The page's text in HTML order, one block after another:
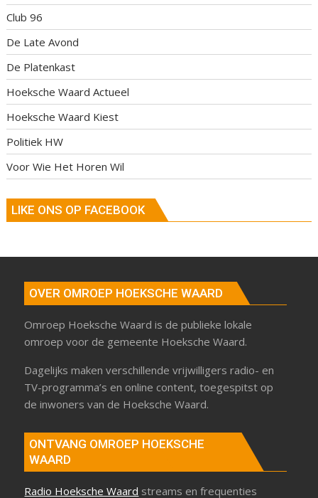
Club 96
De Late Avond
De Platenkast
Hoeksche Waard Actueel
Hoeksche Waard Kiest
Politiek HW
Voor Wie Het Horen Wil
LIKE ONS OP FACEBOOK
OVER OMROEP HOEKSCHE WAARD
Omroep Hoeksche Waard is de publieke lokale
omroep voor de gemeente Hoeksche Waard.
Dagelijks maken verschillende vrijwilligers radio- en
TV-programma’s en online content, toegespitst op
de inwoners van de Hoeksche Waard.
ONTVANG OMROEP HOEKSCHE
WAARD
Radio Hoeksche Waard streams en frequenties